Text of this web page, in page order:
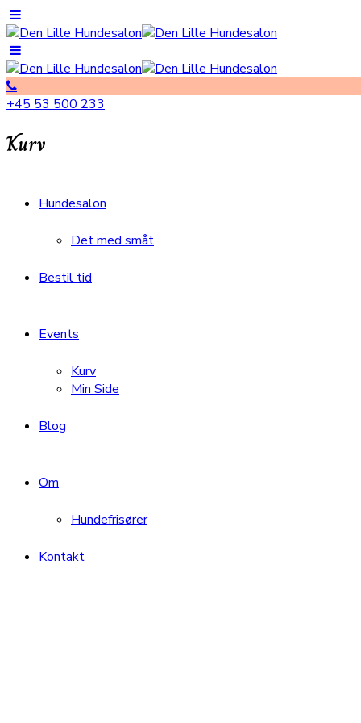
+45 53 500 233
Kurv
Hundesalon
Det med småt
Bestil tid
Events
Kurv
Min Side
Blog
Om
Hundefrisører
Kontakt